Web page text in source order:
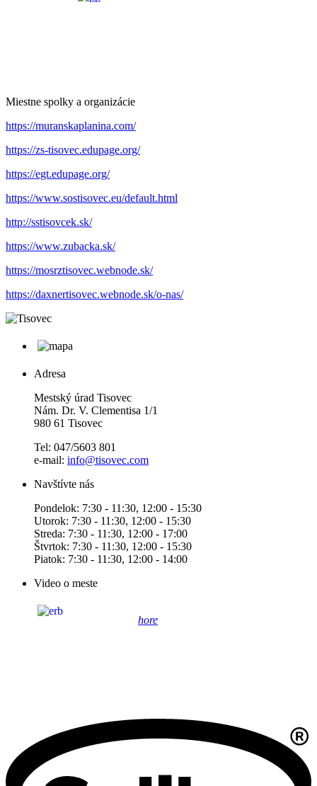
Miestne spolky a organizácie
https://muranskaplanina.com/
https://zs-tisovec.edupage.org/
https://egt.edupage.org/
https://www.sostisovec.eu/default.html
http://sstisovcek.sk/
https://www.zubacka.sk/
https://mosrztisovec.webnode.sk/
https://daxnertisovec.webnode.sk/o-nas/
Adresa
Mestský úrad Tisovec
Nám. Dr. V. Clementisa 1/1
980 61 Tisovec
Tel: 047/5603 801
e-mail: info@tisovec.com
Navštívte nás
Pondelok: 7:30 - 11:30, 12:00 - 15:30
Utorok: 7:30 - 11:30, 12:00 - 15:30
Streda: 7:30 - 11:30, 12:00 - 17:00
Štvrtok: 7:30 - 11:30, 12:00 - 15:30
Piatok: 7:30 - 11:30, 12:00 - 14:00
Video o meste
hore